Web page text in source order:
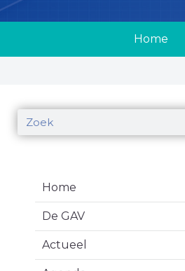
Home
Home
De GAV
Actueel